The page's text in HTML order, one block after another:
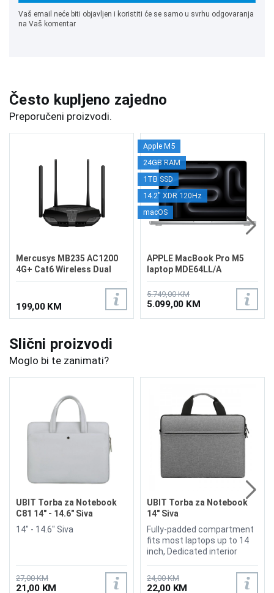
Vaš email neće biti objavljen i koristiti će se samo u svrhu odgovaranja
na Vaš komentar
Često kupljeno zajedno
Preporučeni proizvodi.
Mercusys MB235 AC1200
4G+ Cat6 Wireless Dual
Band Router
199,00 KM
Apple M5
24GB RAM
1TB SSD
14.2" XDR 120Hz
macOS
APPLE MacBook Pro M5
laptop MDE64LL/A
5.749,00 KM
5.099,00 KM
Slični proizvodi
Moglo bi te zanimati?
UBIT Torba za Notebook
C81 14" - 14.6" Siva
14" - 14.6" Siva
27,00 KM
21,00 KM
UBIT Torba za Notebook
14" Siva
Fully-padded compartment
fits most laptops up to 14
inch, Dedicated interior
Durable and water-resistant
materials, Environmentally
24,00 KM
22,00 KM